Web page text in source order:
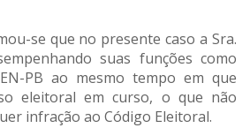
se que no presente caso a Sra.
suas funções como
PB ao mesmo tempo em que
eleitoral em curso, o que não
infração ao Código Eleitoral.